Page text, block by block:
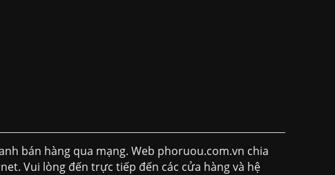
bán hàng qua mạng. Web phoruou.com.vn chia
Vui lòng đến trực tiếp đến các cửa hàng và hệ